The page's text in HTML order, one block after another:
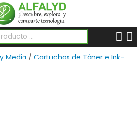
productos
Media /Cartuchos de Tóner e Ink-